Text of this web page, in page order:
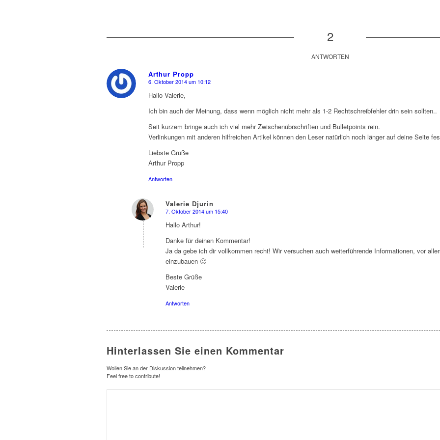
2
ANTWORTEN
Arthur Propp
says:
6. Oktober 2014 um 10:12
Hallo Valerie,
Ich bin auch der Meinung, dass wenn möglich nicht mehr als 1-2 Rechtschreibfehler drin sein sollten..
Seit kurzem bringe auch ich viel mehr Zwischenübrschriften und Bulletpoints rein.
Verlinkungen mit anderen hilfreichen Artikel können den Leser natürlich noch länger auf deine Seite
Liebste Grüße
Arthur Propp
Antworten
Valerie Djurin
says:
7. Oktober 2014 um 15:40
Hallo Arthur!
Danke für deinen Kommentar!
Ja da gebe ich dir vollkommen recht! Wir versuchen auch weiterführende Informationen, vor
einzubauen 🙂
Beste Grüße
Valerie
Antworten
Hinterlassen Sie einen Kommentar
Wollen Sie an der Diskussion teilnehmen?
Feel free to contribute!